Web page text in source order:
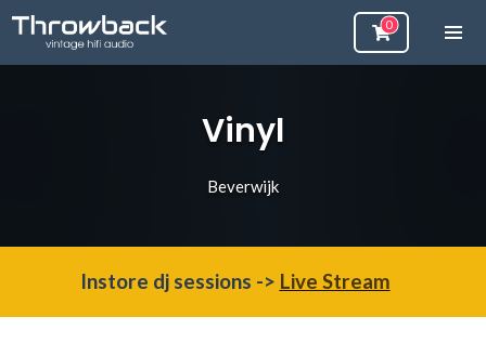
Vinyl
Beverwijk
Instore dj sessions -> Live Stream